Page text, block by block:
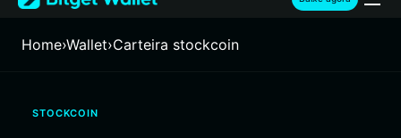
Français
繁體中文
Home›Wallet›Carteira stockcoin
STOCKCOIN